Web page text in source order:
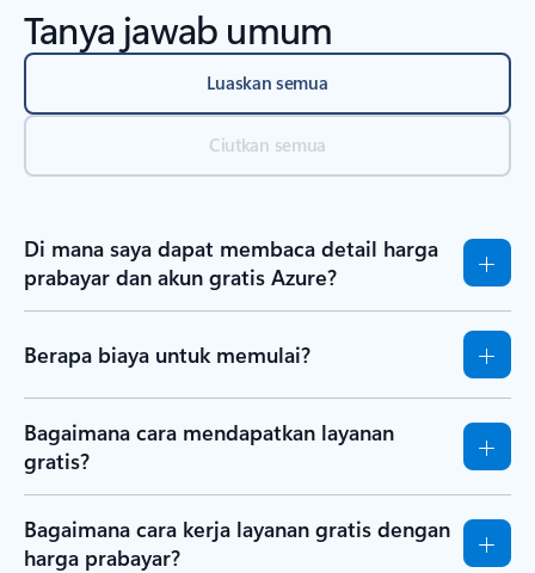
Tanya jawab umum
Luaskan semua
Ciutkan semua
Di mana saya dapat membaca detail harga
prabayar dan akun gratis Azure?
Berapa biaya untuk memulai?
Bagaimana cara mendapatkan layanan
gratis?
Bagaimana cara kerja layanan gratis dengan
harga prabayar?